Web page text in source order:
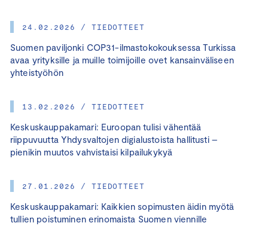
24.02.2026 / TIEDOTTEET
Suomen paviljonki COP31-ilmastokokouksessa Turkissa
avaa yrityksille ja muille toimijoille ovet kansainväliseen
yhteistyöhön
13.02.2026 / TIEDOTTEET
Keskuskauppakamari: Euroopan tulisi vähentää
riippuvuutta Yhdysvaltojen digialustoista hallitusti –
pienikin muutos vahvistaisi kilpailukykyä
27.01.2026 / TIEDOTTEET
Keskuskauppakamari: Kaikkien sopimusten äidin myötä
tullien poistuminen erinomaista Suomen viennille